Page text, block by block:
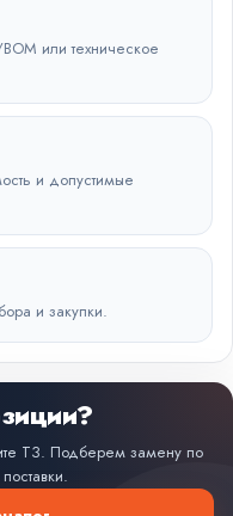
или техническое
и допустимые
и закупки.
ТЗ. Подберем замену по